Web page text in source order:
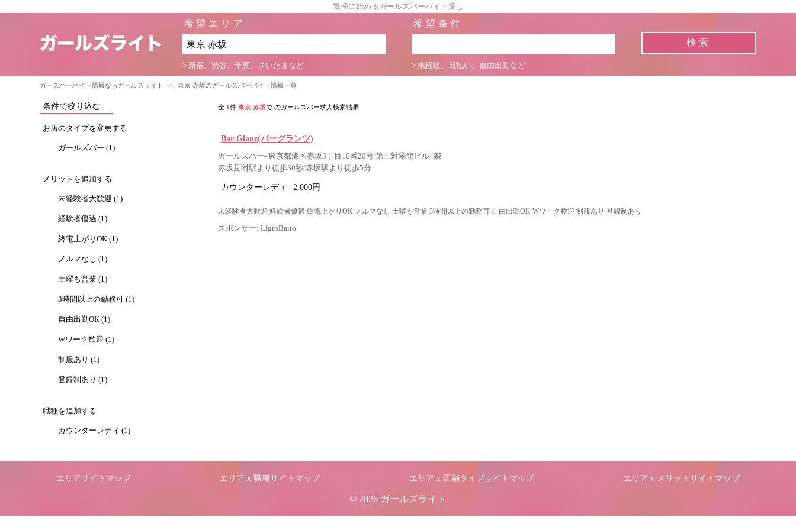
気軽に始めるガールズバーバイト探し
希望エリア
> 新宿、渋谷、千葉、さいたまなど
希望条件
> 未経験、日払い、自由出勤など
ガーズバーバイト情報ならガールズライト > 東京 赤坂のガールズバーバイト情報一覧
条件で絞り込む
お店のタイプを変更する
ガールズバー (1)
メリットを追加する
未経験者大歓迎 (1)
経験者優遇 (1)
終電上がりOK (1)
ノルマなし (1)
土曜も営業 (1)
3時間以上の勤務可 (1)
自由出勤OK (1)
Wワーク歓迎 (1)
制服あり (1)
登録制あり (1)
職種を追加する
カウンターレディ (1)
全 1件 東京 赤坂で のガールズバー求人検索結果
Bar Glanz(バーグランツ)
ガールズバー- 東京都港区赤坂3丁目10番20号 第三対翠館ビル4階
赤坂見附駅より徒歩30秒/赤坂駅より徒歩5分
カウンターレディ 2,000円
未経験者大歓迎 経験者優遇 終電上がりOK ノルマなし 土曜も営業 3時間以上の勤務可 自由出勤OK Wワーク歓迎 制服あり 登録制あり
スポンサー: LigthBaito
エリアサイトマップ エリア x 職種サイトマップ エリア x 店舗タイプサイトマップ エリア x メリットサイトマップ
© 2026 ガールズライト